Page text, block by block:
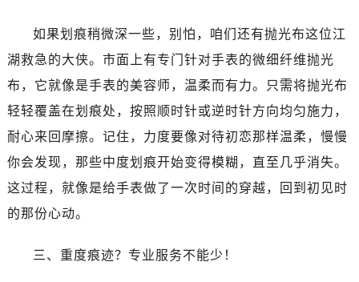
昆明市盘龙区北京路928号同德昆明广场写字楼10层06室（需提前预约）
海口市龙华区金贸东路5号海口华润大厦B座17层1707室（需提前预约）
唐山市路南区新华东道100号万达广场写字楼A座10层1002室（需提前预约）
台州市椒江区东海大道1800号腾达中心东1幢20楼2002室（需提前预约）
内蒙古自治区呼和浩特市玉泉区大学西街70号华润万象城写字楼（鄂尔多斯大厦）23层2326室（需提前预约）
甘肃省兰州市七里河区西津西路16号兰州中心写字楼21层2102室（需提前预约）
如果划痕稍微深一些，别怕，咱们还有抛光布这位江
湖救急的大侠。市面上有专门针对手表的微细纤维抛光
布，它就像是手表的美容师，温柔而有力。只需将抛光布
轻轻覆盖在划痕处，按照顺时针或逆时针方向均匀施力，
耐心来回摩擦。记住，力度要像对待初恋那样温柔，慢慢
你会发现，那些中度划痕开始变得模糊，直至几乎消失。
这过程，就像是给手表做了一次时间的穿越，回到初见时
的那份心动。
三、重度痕迹？专业服务不能少！